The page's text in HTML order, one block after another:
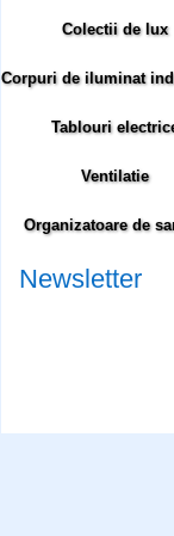
Colectii de lux
Corpuri de iluminat
Tablouri
Ventilatie
Organizatoare de
Newsletter